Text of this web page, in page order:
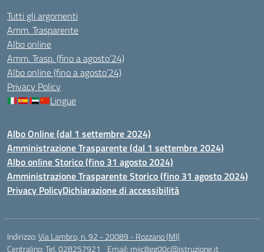
Tutti gli argomenti
Amm. Trasparente
Albo online
Amm. Trasp. (fino a agosto’24)
Albo online (fino a agosto’24)
Privacy Policy
Lingue
Albo Online (dal 1 settembre 2024)
Amministrazione Trasparente (dal 1 settembre 2024)
Albo online Storico (fino 31 agosto 2024)
Amministrazione Trasparente Storico (fino 31 agosto 2024)
Privacy PolicyDichiarazione di accessibilità
Indirizzo:Via Lambro, n. 92 - 20089 - Rozzano (MI)
Centralino:Tel. 028257921 Email: miic8gg00c@istruzione.it